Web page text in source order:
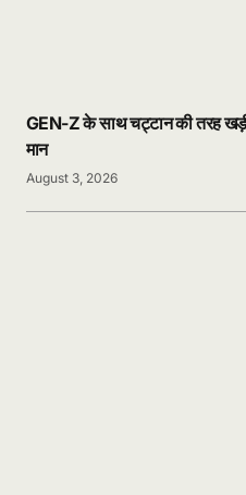
GEN-Z के साथ चट्टान की तरह
मान
August 3, 2026